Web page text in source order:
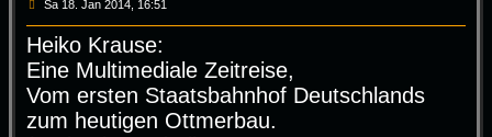
B
t
r
a
g
Sa 18. Jan 2014, 16:51
Heiko Krause:
Eine Multimediale Zeitreise,
Vom ersten Staatsbahnhof Deutschlands
zum heutigen Ottmerbau.